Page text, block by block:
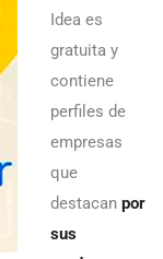
Idea es
gratuita y
contiene
perfiles de
empresas
que
destacan por
sus